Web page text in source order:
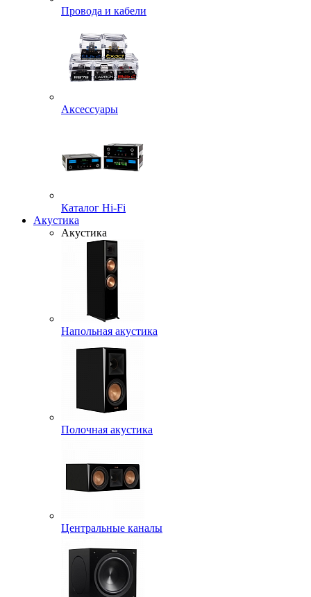
Провода и кабели
Аксессуары
Каталог Hi-Fi
Акустика
Акустика
Напольная акустика
Полочная акустика
Центральные каналы